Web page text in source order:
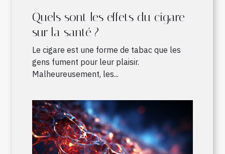
Quels sont les effets du cigare
sur la santé ?
Le cigare est une forme de tabac que les
gens fument pour leur plaisir.
Malheureusement, les...